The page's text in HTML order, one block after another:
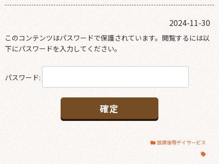
2024-11-30
このコンテンツはパスワードで保護されています。閲覧するには以
下にパスワードを入力してください。
パスワード:
放課後等デイサービス